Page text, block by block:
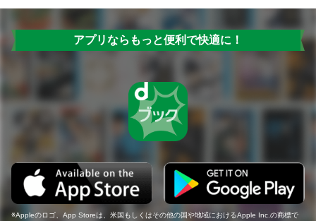
アプリならもっと便利で快適に！
Appleのロゴ、App Storeは、米国もしくはその他の国や地域におけるApple Inc.の商標で